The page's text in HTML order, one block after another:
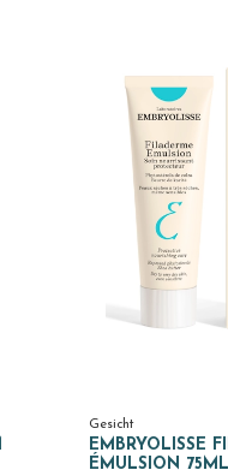
Gesicht
EMBRYOLISSE
ÉMULSION 75ML